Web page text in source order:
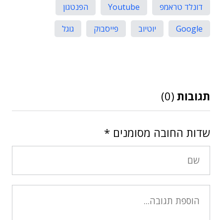
דונלד טראמפ
Youtube
הפנטגון
Google
יוטיוב פייסבוק גוגל
תגובות (0)
שדות החובה מסומנים *